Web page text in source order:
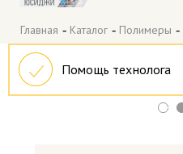
Главная - Каталог - Полимеры -
Помощь технолога